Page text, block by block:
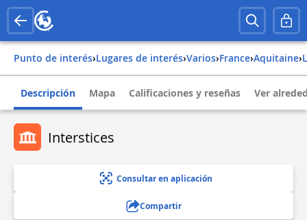
Punto de interés› Lugares de interés› Varios› france› aquitaine›
Descripción Mapa Calificaciones y reseñas Ver
Interstices
Consultar en aplicación
Compartir